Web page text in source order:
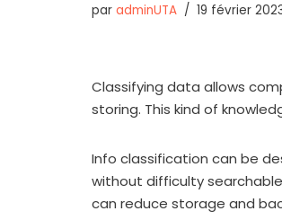
par adminUTA 19 février
Classifying data allows
storing. This kind of
Info classification can be
without difficulty
can reduce storage and